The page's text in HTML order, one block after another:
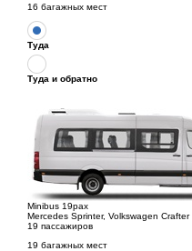
16 багажных мест
Туда
Туда и обратно
Minibus 19pax
Mercedes Sprinter, Volkswagen Crafter
19 пассажиров
19 багажных мест